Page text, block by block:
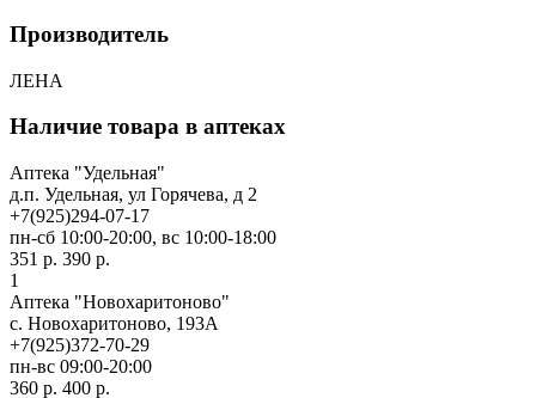
Производитель
ЛЕНА
Наличие товара в аптеках
Аптека "Удельная"
д.п. Удельная, ул Горячева, д 2
+7(925)294-07-17
пн-сб 10:00-20:00, вс 10:00-18:00
351 р. 390 р.
1
Аптека "Новохаритоново"
с. Новохаритоново, 193А
+7(925)372-70-29
пн-вс 09:00-20:00
360 р. 400 р.